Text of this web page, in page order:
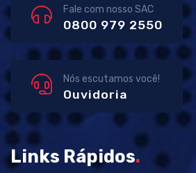
Fale com nosso SAC
0800 979 2550
Nós escutamos você!
Ouvidoria
Links Rápidos.